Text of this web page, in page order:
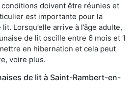
doivent être réunies et
est importante pour la
Lorsqu’elle arrive à l’âge adulte,
de lit oscille entre 6 mois et 1
en hibernation et cela peut
voire plus.
de lit à Saint-Rambert-en-